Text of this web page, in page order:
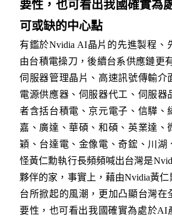
要性，也可看出我國確實為
可或缺的中心點
有鑑於Nvidia AI晶片的先進製程、
由台積電操刀，後續台系供應鏈更
伺服器管理晶片、高速訊號傳輸介
電源供應器、伺服器代工、伺服器
者含括台積電、京元電子、信驊、
嘉、廣達、華碩、和碩、英業達、
穎、台達電、金像電、奇鋐、川湖
怪黃仁勳執行長頻頻喊出台灣是
夥伴的家，事實上，藉由Nvidia黃
台所掀起的風潮，更加凸顯台灣在
要性，也可看出我國確實為處於AI